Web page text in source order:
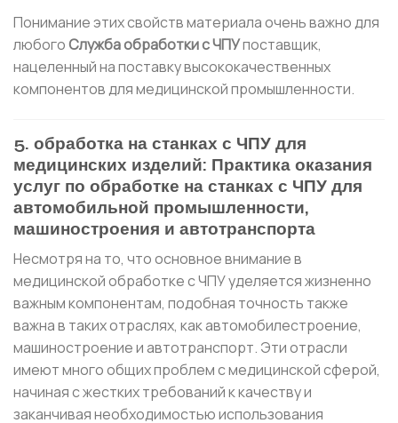
Понимание этих свойств материала очень важно для
любогоСлужба обработки с ЧПУпоставщик,
нацеленный на поставку высококачественных
компонентов для медицинской промышленности.
5. обработка на станках с ЧПУ для
медицинских изделий: Практика оказания
услуг по обработке на станках с ЧПУ для
автомобильной промышленности,
машиностроения и автотранспорта
Несмотря на то, что основное внимание в
медицинской обработке с ЧПУ уделяется жизненно
важным компонентам, подобная точность также
важна в таких отраслях, как автомобилестроение,
машиностроение и автотранспорт. Эти отрасли
имеют много общих проблем с медицинской сферой,
начиная с жестких требований к качеству и
заканчивая необходимостью использования